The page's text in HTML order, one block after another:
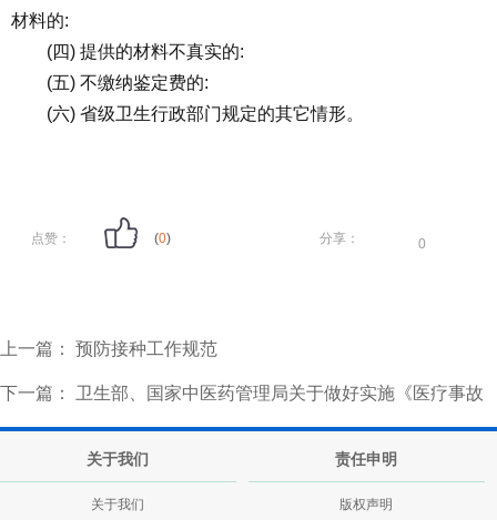
材料的:
(四) 提供的材料不真实的:
(五) 不缴纳鉴定费的:
(六) 省级卫生行政部门规定的其它情形。
点赞： (0) 分享： 0
上一篇： 预防接种工作规范
下一篇： 卫生部、国家中医药管理局关于做好实施《医疗事故
处理条例》有关工作的通知
关于我们
关于我们
责任申明
版权声明